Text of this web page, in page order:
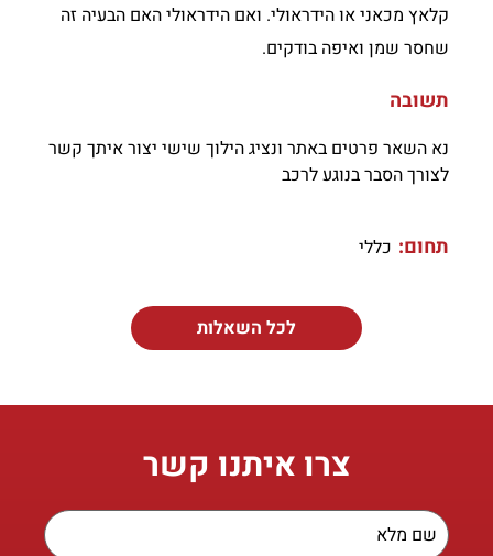
קלאץ מכאני או הידראולי. ואם הידראולי האם הבעיה זה
שחסר שמן ואיפה בודקים.
תשובה
נא השאר פרטים באתר ונציג הילוך שישי יצור איתך קשר
לצורך הסבר בנוגע לרכב
תחום: כללי
לכל השאלות
צרו איתנו קשר